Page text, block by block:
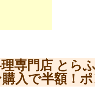
理専門店 とら
入で半額！